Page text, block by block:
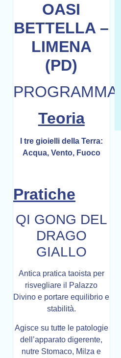
OASI
BETTELLA –
LIMENA
(PD)
PROGRAMMA
Teoria
I tre gioielli della Terra:
Acqua, Vento, Fuoco
Pratiche
QI GONG DEL
DRAGO
GIALLO
Antica pratica taoista per
risvegliare il Palazzo
Divino e portare equilibrio e
stabilità.
Agisce su tutte le patologie
dell’apparato digerente,
nutre Stomaco, Milza e